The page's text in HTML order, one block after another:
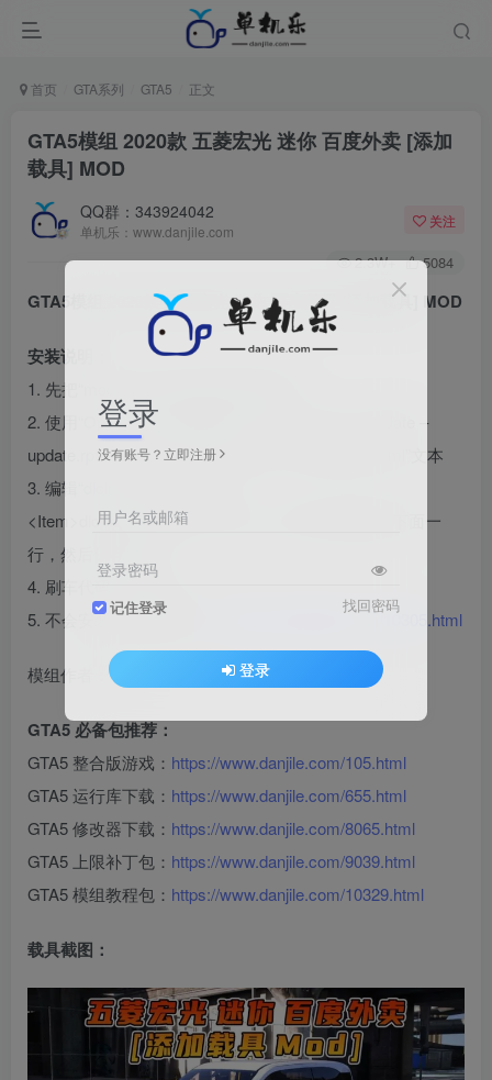
首页 GTA系列 GTA5 正文
GTA5模组 2020款 五菱宏光 迷你 百度外卖 [添加
载具] MOD
QQ群：343924042
单机乐：www.danjile.com
关注
2.3W+ 5084
GTA5模组 2020款 五菱宏光 迷你 百度外卖 [添加载具] MOD
安装说明：
1. 先把“mods”文件夹 解压到游戏目录
2. 使用“OpenIV”打开游戏目录，进入：mods – update –
update.rpf – common – data – 路径，找到“dlclist.xml”文本
3. 编辑“dlclist.xml”文本，把“
<Item>dlcpacks:/wlmini1/</Item> ”这行代码添加到下面一
行，然后保存即可。
4. 刷车代码：wlmini1
5. 不会安装，请看教程：
https://www.danjile.com/10305.html
模组作者：KM
GTA5 必备包推荐：
GTA5 整合版游戏： https://www.danjile.com/105.html
GTA5 运行库下载： https://www.danjile.com/655.html
GTA5 修改器下载： https://www.danjile.com/8065.html
GTA5 上限补丁包： https://www.danjile.com/9039.html
GTA5 模组教程包： https://www.danjile.com/10329.html
载具截图：
登录
没有账号？立即注册
用户名或邮箱
登录密码
记住登录 找回密码
登录